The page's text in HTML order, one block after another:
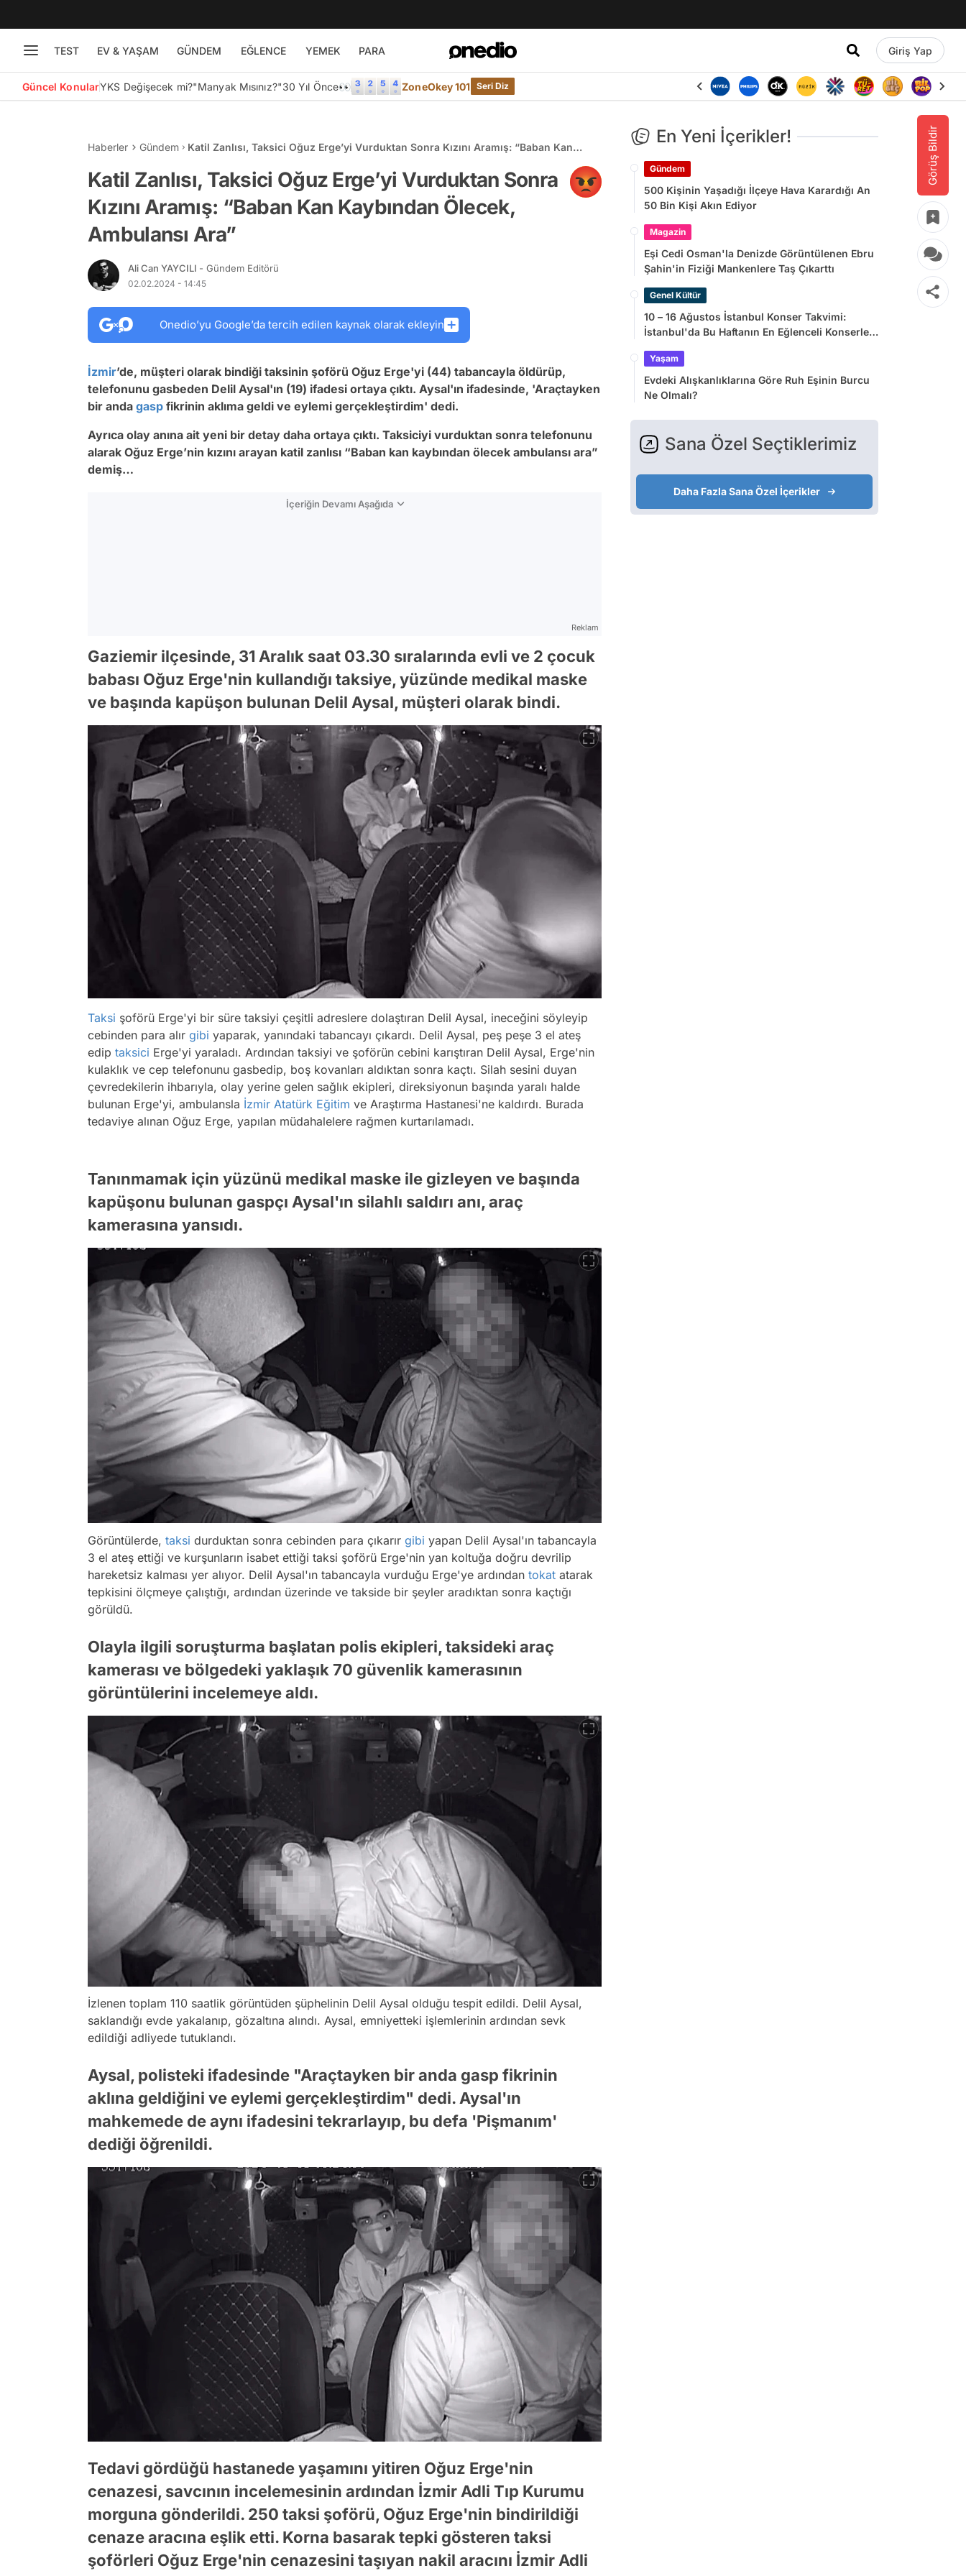
TEST EV & YAŞAM GÜNDEM EĞLENCE YEMEK PARA Giriş Yap
Güncel KonularYKS Değişecek mi?"Manyak Mısınız?"30 Yıl Önce👀 ZoneOkey 101 Seri Diz
Görüş Bildir
Haberler Gündem
Katil Zanlısı, Taksici Oğuz Erge’yi Vurduktan Sonra Kızını Aramış: “Baban Kan
Katil Zanlısı, Taksici Oğuz Erge’yi Vurduktan Sonra
Kızını Aramış: “Baban Kan Kaybından Ölecek,
Ambulansı Ara”
Ali Can YAYCILI - Gündem Editörü
02.02.2024 - 14:45
Onedio’yu Google’da tercih edilen kaynak olarak ekleyin
İzmir’de, müşteri olarak bindiği taksinin şoförü Oğuz Erge'yi (44) tabancayla öldürüp,
telefonunu gasbeden Delil Aysal'ın (19) ifadesi ortaya çıktı. Aysal'ın ifadesinde, 'Araçtayken
bir anda gasp fikrinin aklıma geldi ve eylemi gerçekleştirdim' dedi.
Ayrıca olay anına ait yeni bir detay daha ortaya çıktı. Taksiciyi vurduktan sonra telefonunu
alarak Oğuz Erge’nin kızını arayan katil zanlısı “Baban kan kaybından ölecek ambulansı ara”
demiş…
İçeriğin Devamı Aşağıda
Reklam
Gaziemir ilçesinde, 31 Aralık saat 03.30 sıralarında evli ve 2 çocuk
babası Oğuz Erge'nin kullandığı taksiye, yüzünde medikal maske
ve başında kapüşon bulunan Delil Aysal, müşteri olarak bindi.
Taksi şoförü Erge'yi bir süre taksiyi çeşitli adreslere dolaştıran Delil Aysal, ineceğini söyleyip
cebinden para alır gibi yaparak, yanındaki tabancayı çıkardı. Delil Aysal, peş peşe 3 el ateş
edip taksici Erge'yi yaraladı. Ardından taksiyi ve şoförün cebini karıştıran Delil Aysal, Erge'nin
kulaklık ve cep telefonunu gasbedip, boş kovanları aldıktan sonra kaçtı. Silah sesini duyan
çevredekilerin ihbarıyla, olay yerine gelen sağlık ekipleri, direksiyonun başında yaralı halde
bulunan Erge'yi, ambulansla İzmir Atatürk Eğitim ve Araştırma Hastanesi'ne kaldırdı. Burada
tedaviye alınan Oğuz Erge, yapılan müdahalelere rağmen kurtarılamadı.
Tanınmamak için yüzünü medikal maske ile gizleyen ve başında
kapüşonu bulunan gaspçı Aysal'ın silahlı saldırı anı, araç
kamerasına yansıdı.
Görüntülerde, taksi durduktan sonra cebinden para çıkarır gibi yapan Delil Aysal'ın tabancayla
3 el ateş ettiği ve kurşunların isabet ettiği taksi şoförü Erge'nin yan koltuğa doğru devrilip
hareketsiz kalması yer alıyor. Delil Aysal'ın tabancayla vurduğu Erge'ye ardından tokat atarak
tepkisini ölçmeye çalıştığı, ardından üzerinde ve takside bir şeyler aradıktan sonra kaçtığı
görüldü.
Olayla ilgili soruşturma başlatan polis ekipleri, taksideki araç
kamerası ve bölgedeki yaklaşık 70 güvenlik kamerasının
görüntülerini incelemeye aldı.
İzlenen toplam 110 saatlik görüntüden şüphelinin Delil Aysal olduğu tespit edildi. Delil Aysal,
saklandığı evde yakalanıp, gözaltına alındı. Aysal, emniyetteki işlemlerinin ardından sevk
edildiği adliyede tutuklandı.
Aysal, polisteki ifadesinde "Araçtayken bir anda gasp fikrinin
aklına geldiğini ve eylemi gerçekleştirdim" dedi. Aysal'ın
mahkemede de aynı ifadesini tekrarlayıp, bu defa 'Pişmanım'
dediği öğrenildi.
Tedavi gördüğü hastanede yaşamını yitiren Oğuz Erge'nin
cenazesi, savcının incelemesinin ardından İzmir Adli Tıp Kurumu
morguna gönderildi. 250 taksi şoförü, Oğuz Erge'nin bindirildiği
cenaze aracına eşlik etti. Korna basarak tepki gösteren taksi
şoförleri Oğuz Erge'nin cenazesini taşıyan nakil aracını İzmir Adli
En Yeni İçerikler!
Gündem
500 Kişinin Yaşadığı İlçeye Hava Karardığı An
50 Bin Kişi Akın Ediyor
Magazin
Eşi Cedi Osman'la Denizde Görüntülenen Ebru
Şahin'in Fiziği Mankenlere Taş Çıkarttı
Genel Kültür
10 – 16 Ağustos İstanbul Konser Takvimi:
İstanbul'da Bu Haftanın En Eğlenceli Konserleri
Yaşam
Evdeki Alışkanlıklarına Göre Ruh Eşinin Burcu
Ne Olmalı?
Sana Özel Seçtiklerimiz
Daha Fazla Sana Özel İçerikler